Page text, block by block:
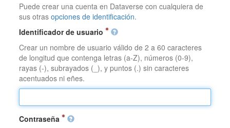
Puede crear una cuenta en Dataverse con cualquiera de
sus otrasopciones de identificación.
Identificador de usuario
Crear un nombre de usuario válido de 2 a 60 caracteres
de longitud que contenga letras (a-Z), números (0-9),
rayas (-), subrayados (_), y puntos (.) sin caracteres
acentuados ni eñes.
Contraseña